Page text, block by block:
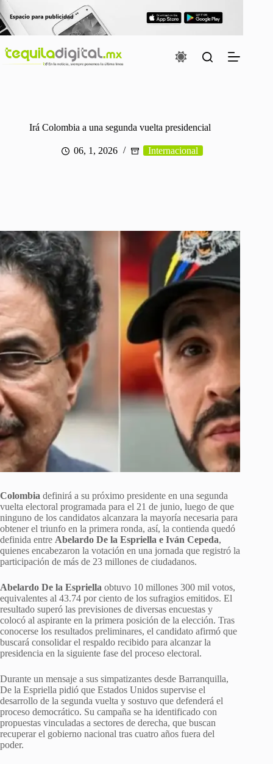
Saltar
al
contenido
Irá Colombia a una segunda vuelta presidencial
06, 1, 2026 Internacional
Colombia definirá a su próximo presidente en una segunda
vuelta electoral programada para el 21 de junio, luego de que
ninguno de los candidatos alcanzara la mayoría necesaria para
obtener el triunfo en la primera ronda, así, la contienda quedó
definida entre Abelardo De la Espriella e Iván Cepeda,
quienes encabezaron la votación en una jornada que registró la
participación de más de 23 millones de ciudadanos.
Abelardo De la Espriella obtuvo 10 millones 300 mil votos,
equivalentes al 43.74 por ciento de los sufragios emitidos. El
resultado superó las previsiones de diversas encuestas y
colocó al aspirante en la primera posición de la elección. Tras
conocerse los resultados preliminares, el candidato afirmó que
buscará consolidar el respaldo recibido para alcanzar la
presidencia en la siguiente fase del proceso electoral.
Durante un mensaje a sus simpatizantes desde Barranquilla,
De la Espriella pidió que Estados Unidos supervise el
desarrollo de la segunda vuelta y sostuvo que defenderá el
proceso democrático. Su campaña se ha identificado con
propuestas vinculadas a sectores de derecha, que buscan
recuperar el gobierno nacional tras cuatro años fuera del
poder.